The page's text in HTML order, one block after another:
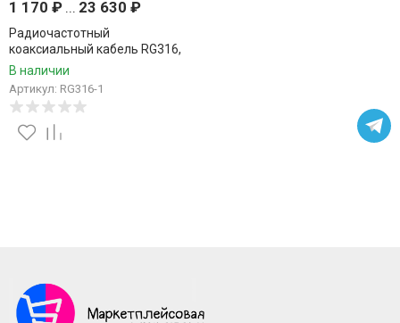
1 170 ₽ ... 23 630 ₽
Радиочастотный
коаксиальный кабель RG316,
50 Ом, многожильный,
температурам
В наличии
Артикул: RG316-1